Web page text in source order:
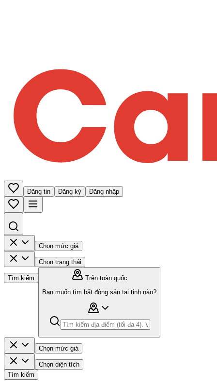
Đăng tin Đăng ký Đăng nhập
Chọn mức giá
Chọn trạng thái
Tìm kiếm
Trên toàn quốc
Bạn muốn tìm bất động sản tại tỉnh nào?
Chọn mức giá
Chọn diện tích
Tìm kiếm